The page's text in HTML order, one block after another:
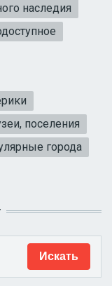
наследия
поселения
города